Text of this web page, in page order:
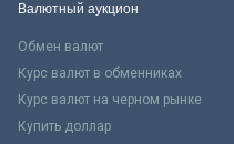
Валютный аукцион
Обмен валют
Курс валют в обменниках
Курс валют на черном рынке
Купить доллар